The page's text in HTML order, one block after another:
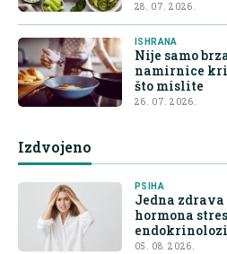
28. 07. 2026.
ISHRANA
Nije samo
namirnice
što mislite
26. 07. 2026.
Izdvojeno
PSIHA
Jedna
hormona
endokrinolozi
05. 08. 2026.